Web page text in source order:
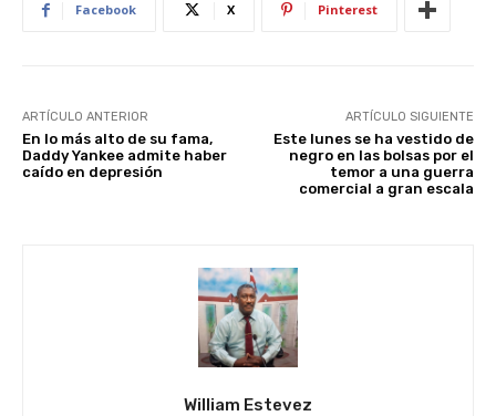
Facebook X Pinterest
ARTÍCULO ANTERIOR
En lo más alto de su fama,
Daddy Yankee admite haber
caído en depresión
ARTÍCULO SIGUIENTE
Este lunes se ha vestido de
negro en las bolsas por el
temor a una guerra
comercial a gran escala
William Estevez